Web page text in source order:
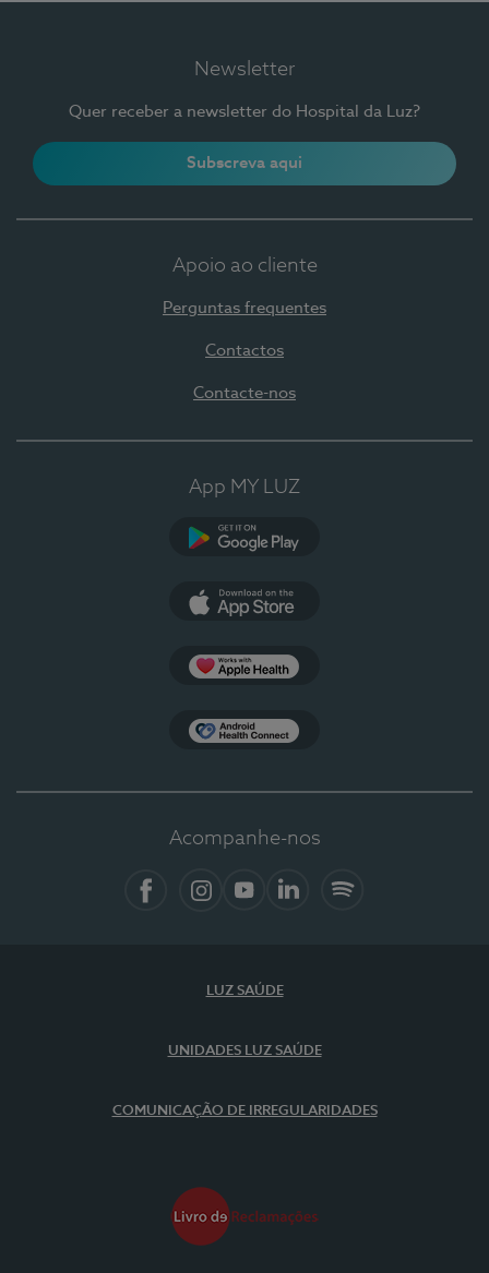
Newsletter
Quer receber a newsletter do Hospital da Luz?
Subscreva aqui
Apoio ao cliente
Perguntas frequentes
Contactos
Contacte-nos
App MY LUZ
Acompanhe-nos
LUZ SAÚDE
UNIDADES LUZ SAÚDE
COMUNICAÇÃO DE IRREGULARIDADES